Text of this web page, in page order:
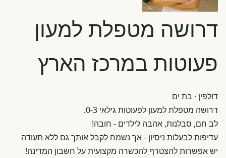
דרושה מטפלת למעון
פעוטות במרכז הארץ
דולפין · בת ים
דרושה מטפלת למעון לפעוטות גילאי 0-3.
לב חם, סבלנות, אהבה לילדים - חובה!
עדיפות לבעלות ניסיון - אך נשמח לקבל אותך גם ללא תעודה
יש אפשרות להצטרף להכשרה מקצועית על חשבון המדינה!